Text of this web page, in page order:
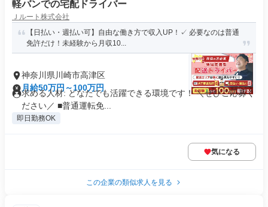
軽バンでの宅配ドライバー
Ｊルート株式会社
【日払い・週払い可】自由な働き方で収入UP！✓ 必要なのは普通
免許だけ！未経験から月収10...
神奈川県川崎市高津区
月給50万円～100万円
求める人材: どなたでも活躍できる環境です！ ＼ぜひご応募く
ださい／ ■普通運転免...
即日勤務OK
気になる
この企業の類似求人を見る